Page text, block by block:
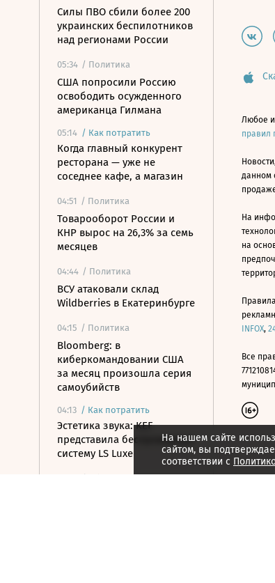
Силы ПВО сбили более 200
украинских беспилотников
над регионами России
05:34 / Политика
США попросили Россию
освободить осужденного
американца Гилмана
05:14 / Как потратить
Когда главный конкурент
ресторана — уже не
соседнее кафе, а магазин
04:51 / Политика
Товарооборот России и
КНР вырос на 26,3% за семь
месяцев
04:44 / Политика
ВСУ атаковали склад
Wildberries в Екатеринбурге
04:15 / Политика
Bloomberg: в
киберкомандовании США
за месяц произошла серия
самоубийств
04:13 / Как потратить
Эстетика звука: KEF
представила беспроводную
систему LS Luxe
На нашем сайте
сайтом, вы
соответствии с
Любое
правил
данном
На
на
INFOX,
Все